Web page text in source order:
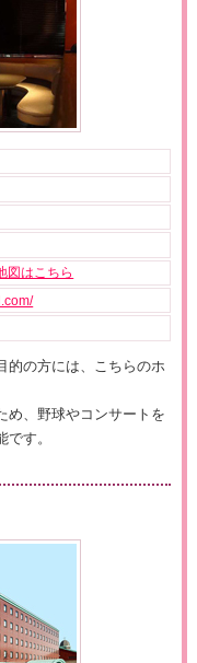
図はこちら
的の方には、こちらのホ
め、野球やコンサートを
す。